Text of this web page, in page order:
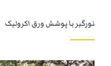
نورگیر با پوشش ورق اکرولیک